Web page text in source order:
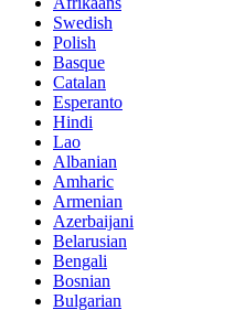
Swedish
Polish
Basque
Catalan
Esperanto
Hindi
Lao
Albanian
Amharic
Armenian
Azerbaijani
Belarusian
Bengali
Bosnian
Bulgarian